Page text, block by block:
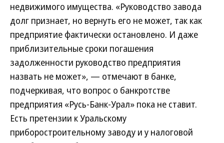
недвижимого имущества. «Руководство завода
долг признает, но вернуть его не может, так как
предприятие фактически остановлено. И даже
приблизительные сроки погашения
задолженности руководство предприятия
назвать не может», — отмечают в банке,
подчеркивая, что вопрос о банкротстве
предприятия «Русь-Банк-Урал» пока не ставит.
Есть претензии к Уральскому
приборостроительному заводу и у налоговой